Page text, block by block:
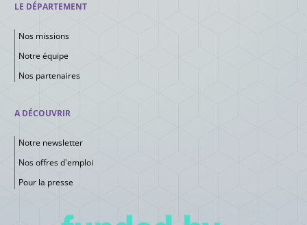
LE DÉPARTEMENT
Nos missions
Notre équipe
Nos partenaires
A DÉCOUVRIR
Notre newsletter
Nos offres d'emploi
Pour la presse